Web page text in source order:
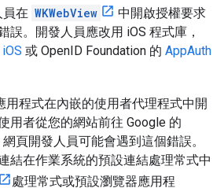
員在 WKWebView
中開啟授權要求
誤。開發人員應改用 iOS 程式庫，
或 OpenID Foundation 的 AppAuth
用程式在內嵌的使用者代理程式中開
用者從您的網站前往 Google 的
頁開發人員可能會遇到這個錯誤。
結在作業系統的預設連結處理常式中
處理常式或預設瀏覽器應用程